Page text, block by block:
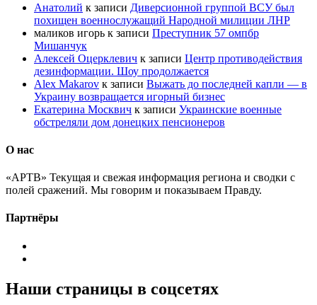
Анатолий к записи Диверсионной группой ВСУ был
похищен военнослужащий Народной милиции ЛНР
маликов игорь к записи Преступник 57 омпбр
Мишанчук
Алексей Оцерклевич к записи Центр противодействия
дезинформации. Шоу продолжается
Alex Makarov к записи Выжать до последней капли — в
Украину возвращается игорный бизнес
Екатерина Москвич к записи Украинские военные
обстреляли дом донецких пенсионеров
О нас
«АРТВ» Текущая и свежая информация региона и сводки с
полей сражений. Мы говорим и показываем Правду.
Партнёры
Наши страницы в соцсетях